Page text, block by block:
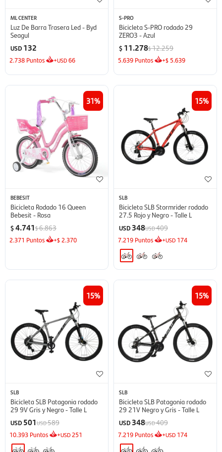
ML CENTER
Luz De Barra Trasera Led - Byd
Seagul
USD 132
2.738 Puntos +USD66
S-PRO
Bicicleta S-PRO rodado 29
ZERO3 - Azul
$ 11.278$12.259
5.639 Puntos +$5.639
31
BEBESIT
Bicicleta Rodado 16 Queen
Bebesit - Rosa
$4.741$6.863
2.371 Puntos +$2.370
15
SLB
Bicicleta SLB Stormrider rodado
27.5 Rojo y Negro - Talle L
USD 348USD409
7.219 Puntos +USD 174
15
SLB
Bicicleta SLB Patagonia rodado
29 9V Gris y Negro - Talle L
USD 501USD589
10.393 Puntos +USD251
15
SLB
Bicicleta SLB Patagonia rodado
29 21V Negro y Gris - Talle L
USD 348USD409
7.219 Puntos +USD 174